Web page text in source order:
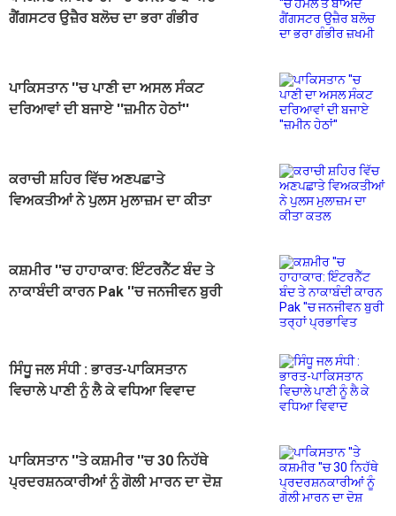
ਗੈਂਗਸਟਰ ਉਜ਼ੈਰ ਬਲੋਚ ਦਾ ਭਰਾ ਗੰਭੀਰ
ਪਾਕਿਸਤਾਨ ''ਚ ਪਾਣੀ ਦਾ ਅਸਲ ਸੰਕਟ
ਦਰਿਆਵਾਂ ਦੀ ਬਜਾਏ ''ਜ਼ਮੀਨ ਹੇਠਾਂ''
ਕਰਾਚੀ ਸ਼ਹਿਰ ਵਿੱਚ ਅਣਪਛਾਤੇ
ਵਿਅਕਤੀਆਂ ਨੇ ਪੁਲਸ ਮੁਲਾਜ਼ਮ ਦਾ ਕੀਤਾ
ਕਸ਼ਮੀਰ ''ਚ ਹਾਹਾਕਾਰ: ਇੰਟਰਨੈੱਟ ਬੰਦ ਤੇ
ਨਾਕਾਬੰਦੀ ਕਾਰਨ Pak ''ਚ ਜਨਜੀਵਨ ਬੁਰੀ
ਸਿੰਧੂ ਜਲ ਸੰਧੀ : ਭਾਰਤ-ਪਾਕਿਸਤਾਨ
ਵਿਚਾਲੇ ਪਾਣੀ ਨੂੰ ਲੈ ਕੇ ਵਧਿਆ ਵਿਵਾਦ
ਪਾਕਿਸਤਾਨ ''ਤੇ ਕਸ਼ਮੀਰ ''ਚ 30 ਨਿਹੱਥੇ
ਪ੍ਰਦਰਸ਼ਨਕਾਰੀਆਂ ਨੂੰ ਗੋਲੀ ਮਾਰਨ ਦਾ ਦੋਸ਼